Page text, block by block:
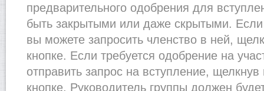
предварительного одобрения для
быть закрытыми или даже скрытыми. Если
вы можете запросить членство в ней,
кнопке. Если требуется одобрение на
отправить запрос на вступление,
кнопке. Руководитель группы должен